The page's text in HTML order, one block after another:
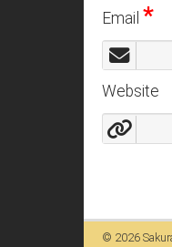
Email *
Website
© 2026